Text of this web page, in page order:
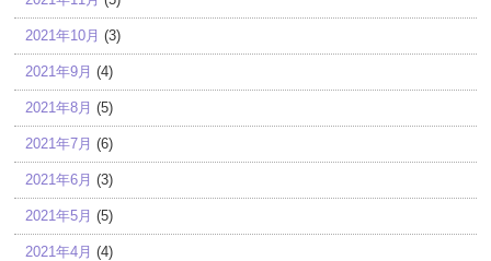
2021年10月 (3)
2021年9月 (4)
2021年8月 (5)
2021年7月 (6)
2021年6月 (3)
2021年5月 (5)
2021年4月 (4)